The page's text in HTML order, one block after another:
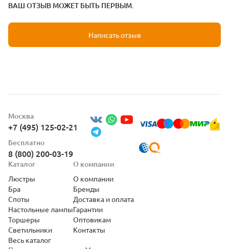
ВАШ ОТЗЫВ МОЖЕТ БЫТЬ ПЕРВЫМ.
Написать отзыв
Москва
+7 (495) 125-02-21
Бесплатно
8 (800) 200-03-19
Каталог
Люстры
Бра
Споты
Настольные лампы
Торшеры
Светильники
Весь каталог
О компании
О компании
Бренды
Доставка и оплата
Гарантии
Оптовикам
Контакты